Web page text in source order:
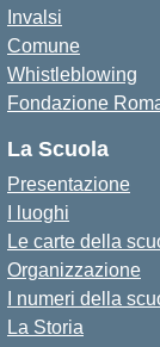
Invalsi
Comune
Whistleblowing
Fondazione
La Scuola
Presentazione
I luoghi
Le carte della
Organizzazione
I numeri della
La Storia